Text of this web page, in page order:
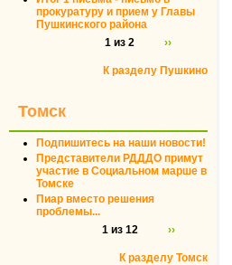
прокуратуру и прием у Главы
Пушкинского района
1 из 2
››
К разделу Пушкино
Томск
Подпишитесь на наши новости!
Представители РДДДО примут
участие в Социальном марше в
Томске
Пиар вместо решения
проблемы...
1 из 12
››
К разделу Томск